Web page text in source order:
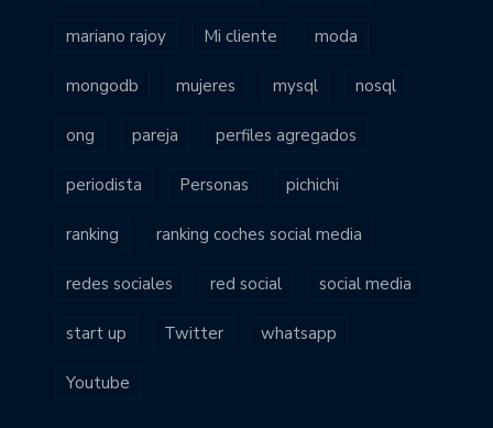
mariano rajoy Mi cliente moda
mongodb mujeres mysql nosql
ong pareja perfiles agregados
periodista Personas pichichi
ranking ranking coches social media
redes sociales red social social media
start up Twitter whatsapp
Youtube